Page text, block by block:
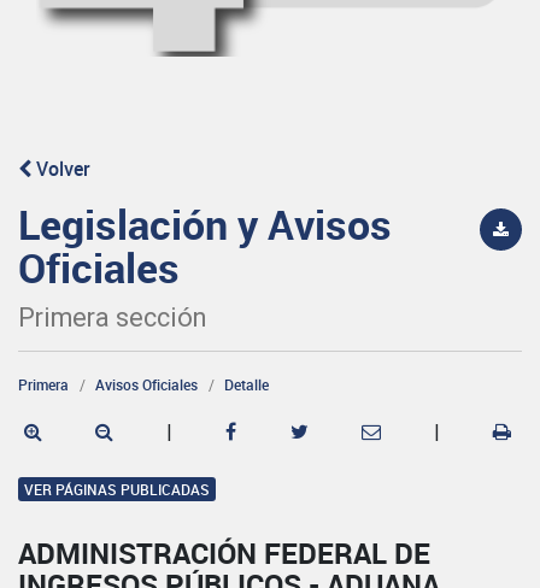
Volver
Legislación y Avisos
Oficiales
Primera sección
Primera Avisos Oficiales Detalle
| |
VER PÁGINAS PUBLICADAS
ADMINISTRACIÓN FEDERAL DE